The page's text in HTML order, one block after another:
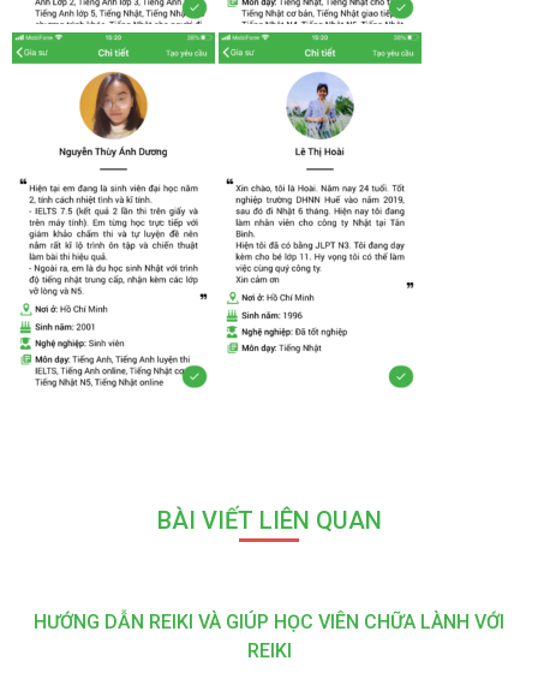
BÀI VIẾT LIÊN QUAN
HƯỚNG DẪN REIKI VÀ GIÚP HỌC VIÊN CHỮA LÀNH VỚI
REIKI